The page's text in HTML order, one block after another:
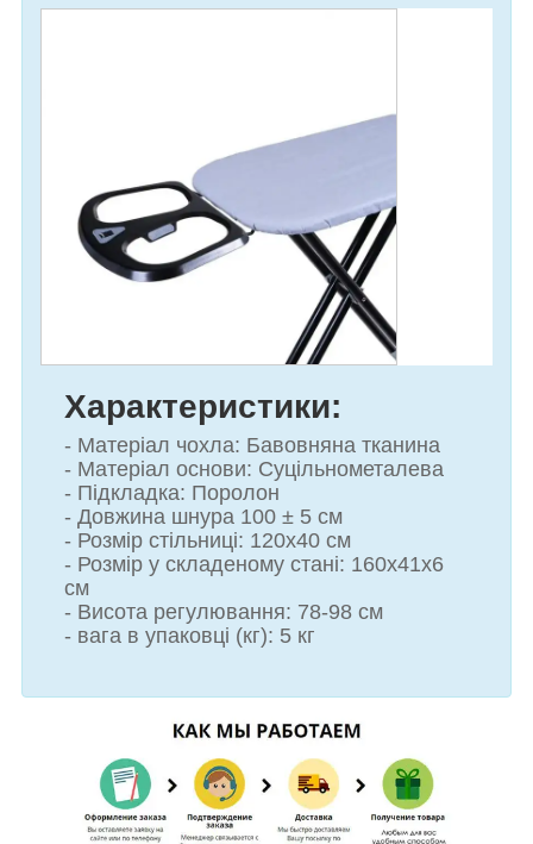
Характеристики:
- Матеріал чохла: Бавовняна тканина
- Матеріал основи: Суцільнометалева
- Підкладка: Поролон
- Довжина шнура 100 ± 5 см
- Розмір стільниці: 120x40 см
- Розмір у складеному стані: 160х41х6
см
- Висота регулювання: 78-98 см
- вага в упаковці (кг): 5 кг